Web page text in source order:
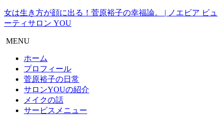
女は生き方が顔に出る！菅原裕子の幸福論。 | ノエビア ビュ
ーティサロン YOU
MENU
ホーム
プロフィール
菅原裕子の日常
サロンYOUの紹介
メイクの話
サービスメニュー